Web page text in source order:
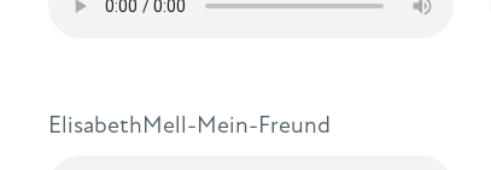
ElisabethMell-Mein-Freund